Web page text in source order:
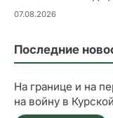
07.08.2026
Последние
На границе и на
на войну в